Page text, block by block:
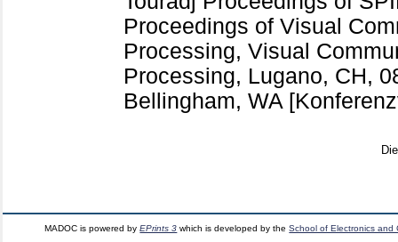
Proceedings of Visual
Processing, Visual
Processing, Lugano, CH,
Bellingham, WA
MADOC is powered byEPrints 3 which is developed by theSchool of Electronics and